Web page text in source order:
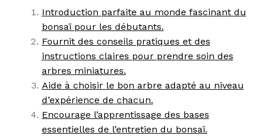
Introduction parfaite au monde fascinant du
bonsaï pour les débutants.
Fournit des conseils pratiques et des
instructions claires pour prendre soin des
arbres miniatures.
Aide à choisir le bon arbre adapté au niveau
d’expérience de chacun.
Encourage l’apprentissage des bases
essentielles de l’entretien du bonsaï.